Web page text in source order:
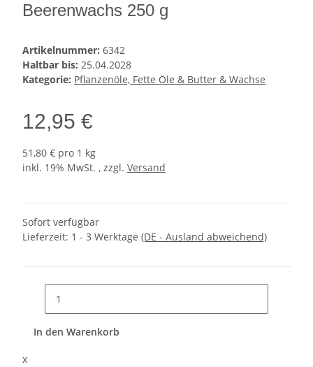
Beerenwachs 250 g
Artikelnummer: 6342
Haltbar bis: 25.04.2028
Kategorie: Pflanzenöle, Fette Öle & Butter & Wachse
12,95 €
51,80 € pro 1 kg
inkl. 19% MwSt. , zzgl. Versand
Sofort verfügbar
Lieferzeit: 1 - 3 Werktage (DE - Ausland abweichend)
In den Warenkorb
x